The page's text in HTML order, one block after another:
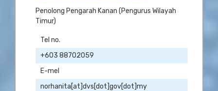
Penolong Pengarah Kanan (Pengurus Wilayah
Timur)
Tel no.
+603 88702059
E-mel
norhanita[at]dvs[dot]gov[dot]my